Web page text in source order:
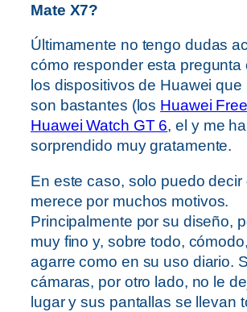
Mate X7?
Últimamente no tengo dudas
cómo responder esta pregunta
los dispositivos de Huawei
son bastantes (los Huawei
Huawei Watch GT 6, el y me
sorprendido muy gratamente.
En este caso, solo puedo decir
merece por muchos motivos.
Principalmente por su diseño,
muy fino y, sobre todo,
agarre como en su uso diario.
cámaras, por otro lado, no le
lugar y sus pantallas se llevan